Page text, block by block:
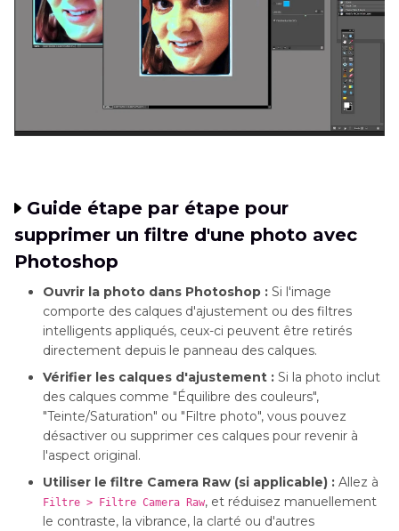
Guide étape par étape pour
supprimer un filtre d'une photo avec
Photoshop
Ouvrir la photo dans Photoshop : Si l'image
comporte des calques d'ajustement ou des filtres
intelligents appliqués, ceux-ci peuvent être retirés
directement depuis le panneau des calques.
Vérifier les calques d'ajustement : Si la photo inclut
des calques comme "Équilibre des couleurs",
"Teinte/Saturation" ou "Filtre photo", vous pouvez
désactiver ou supprimer ces calques pour revenir à
l'aspect original.
Utiliser le filtre Camera Raw (si applicable) : Allez à
Filtre > Filtre Camera Raw, et réduisez manuellement
le contraste, la vibrance, la clarté ou d'autres